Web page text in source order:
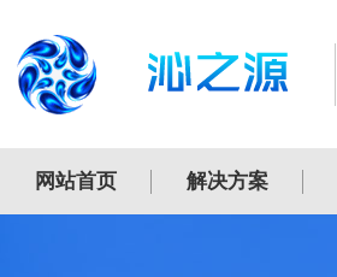
网站首页 解决方案